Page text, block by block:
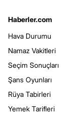
Haberler.com
Hava Durumu
Namaz Vakitleri
Seçim Sonuçları
Şans Oyunları
Rüya Tabirleri
Yemek Tarifleri